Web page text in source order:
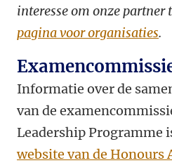
interesse om onze partner
pagina voor organisaties.
Informatie over de
van de
Leadership Programme
website van de Honours